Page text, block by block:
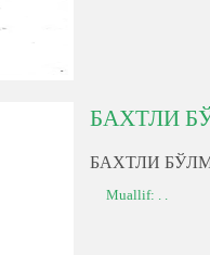
БАХТЛИ
БАХТЛИ
Muallif: . .